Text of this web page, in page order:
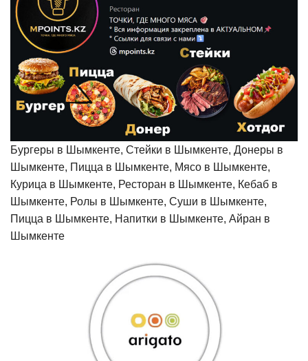
Бургеры в Шымкенте, Стейки в Шымкенте, Донеры в
Шымкенте, Пицца в Шымкенте, Мясо в Шымкенте,
Курица в Шымкенте, Ресторан в Шымкенте, Кебаб в
Шымкенте, Ролы в Шымкенте, Суши в Шымкенте,
Пицца в Шымкенте, Напитки в Шымкенте, Айран в
Шымкенте